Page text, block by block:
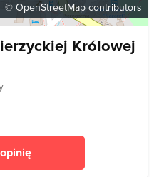
| © OpenStreetMap contributors
Królowej